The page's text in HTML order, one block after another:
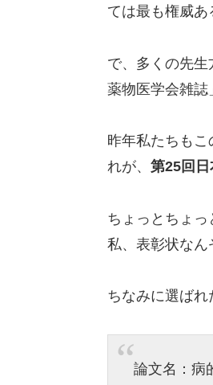
ては最も権威あ
で、多くの先生
薬物医学会雑誌
昨年私たちも
れが、 第25回
ちょっとちょっ
私、表彰状なん
ちなみに選ばれ
論文名：病